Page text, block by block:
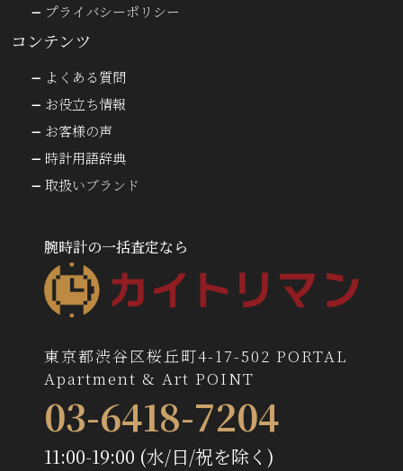
プライバシーポリシー
コンテンツ
よくある質問
お役立ち情報
お客様の声
時計用語辞典
取扱いブランド
腕時計の一括査定なら
東京都渋谷区桜丘町4-17-502 PORTAL
Apartment & Art POINT
03-6418-7204
11:00-19:00 (水/日/祝を除く)